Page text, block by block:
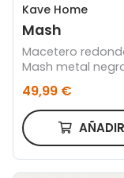
Kave Home
Mash
Macetero
Mash metal
49,99 €
AÑADIR